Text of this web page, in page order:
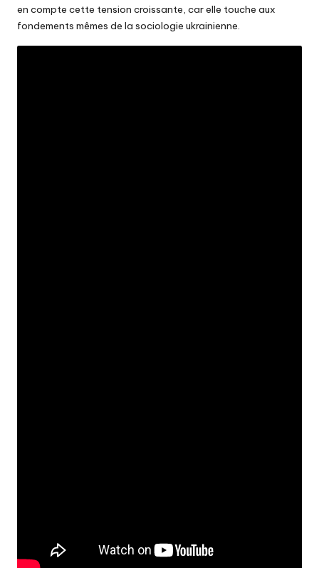
en compte cette tension croissante, car elle touche aux
fondements mêmes de la sociologie ukrainienne.